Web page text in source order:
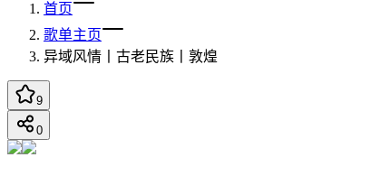
首页
歌单主页
异域风情丨古老民族丨敦煌
9
0